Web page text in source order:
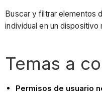
Buscar y filtrar elementos
individual en un dispositivo
Temas a
Permisos de usuario